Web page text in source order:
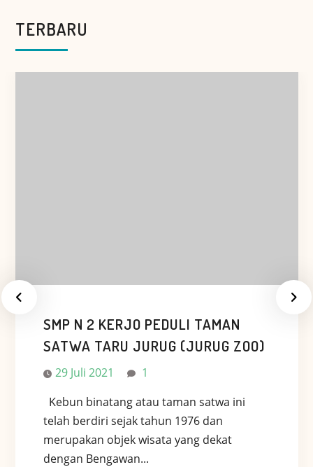
TERBARU
SMP N 2 KERJO PEDULI TAMAN
SATWA TARU JURUG (JURUG ZOO)
29 Juli 2021
1
Kebun binatang atau taman satwa ini
telah berdiri sejak tahun 1976 dan
merupakan objek wisata yang dekat
dengan Bengawan...